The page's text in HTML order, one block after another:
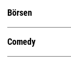
Börsen
Comedy